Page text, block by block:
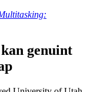
genuint